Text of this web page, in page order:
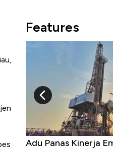
Features
Minyak RI,
10